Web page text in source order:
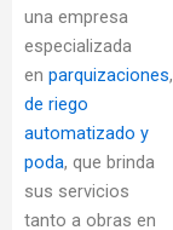
una empresa
especializada
en parquizaciones,
de riego
automatizado y
poda, que brinda
sus servicios
tanto a obras en